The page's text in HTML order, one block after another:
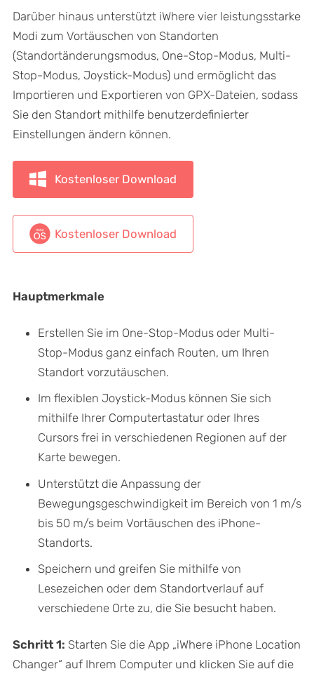
Darüber hinaus unterstützt iWhere vier leistungsstarke
Modi zum Vortäuschen von Standorten
(Standortänderungsmodus, One-Stop-Modus, Multi-
Stop-Modus, Joystick-Modus) und ermöglicht das
Importieren und Exportieren von GPX-Dateien, sodass
Sie den Standort mithilfe benutzerdefinierter
Einstellungen ändern können.
Kostenloser Download
Kostenloser Download
Hauptmerkmale
Erstellen Sie im One-Stop-Modus oder Multi-
Stop-Modus ganz einfach Routen, um Ihren
Standort vorzutäuschen.
Im flexiblen Joystick-Modus können Sie sich
mithilfe Ihrer Computertastatur oder Ihres
Cursors frei in verschiedenen Regionen auf der
Karte bewegen.
Unterstützt die Anpassung der
Bewegungsgeschwindigkeit im Bereich von 1 m/s
bis 50 m/s beim Vortäuschen des iPhone-
Standorts.
Speichern und greifen Sie mithilfe von
Lesezeichen oder dem Standortverlauf auf
verschiedene Orte zu, die Sie besucht haben.
Schritt 1: Starten Sie die App „iWhere iPhone Location
Changer“ auf Ihrem Computer und klicken Sie auf die